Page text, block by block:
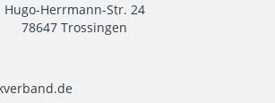
Hugo-Herrmann-Str. 24
78647 Trossingen